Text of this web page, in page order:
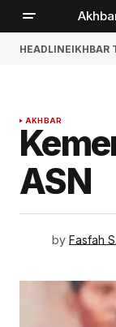
HEADLINEIKHBAR
AKHBAR
ASN
by Fasfah